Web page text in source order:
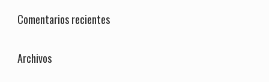
Comentarios recientes
Archivos